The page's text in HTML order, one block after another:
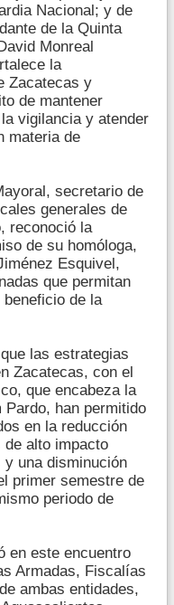
Nacional; y de
de la Quinta
Monreal
la
Zacatecas y
de mantener
vigilancia y atender
materia de
secretario de
generales de
reconoció la
de su homóloga,
Esquivel,
que permitan
de la
las estrategias
Zacatecas, con el
que encabeza la
Pardo, han permitido
en la reducción
alto impacto
una disminución
primer semestre de
periodo de
en este encuentro
Armadas, Fiscalías
ambas entidades,